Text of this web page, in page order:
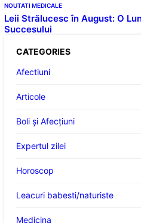
NOUTATI MEDICALE
Leii Strălucesc în August: O
Succesului
CATEGORIES
Afectiuni
Articole
Boli și Afecțiuni
Expertul zilei
Horoscop
Leacuri babesti/naturiste
Medicina